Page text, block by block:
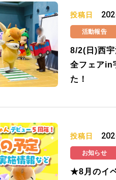
投稿日
活動報告
8/2(日)西
全フェアin
た！
投稿日
お知らせ
★8月のイ